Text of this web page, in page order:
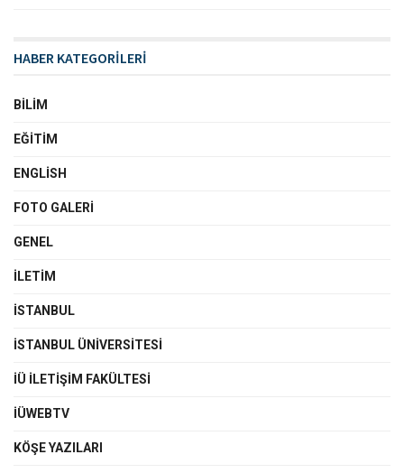
HABER KATEGORİLERİ
BILIM
EĞITIM
ENGLISH
FOTO GALERI
GENEL
İLETIM
İSTANBUL
İSTANBUL ÜNIVERSITESI
İÜ İLETIŞIM FAKÜLTESI
İÜWEBTV
KÖŞE YAZILARI